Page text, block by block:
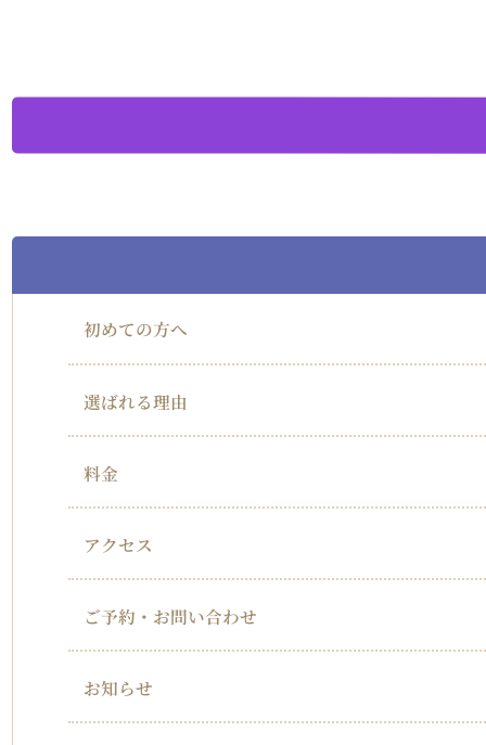
初めての方へ
選ばれる理由
料金
アクセス
ご予約・お問い合わせ
お知らせ